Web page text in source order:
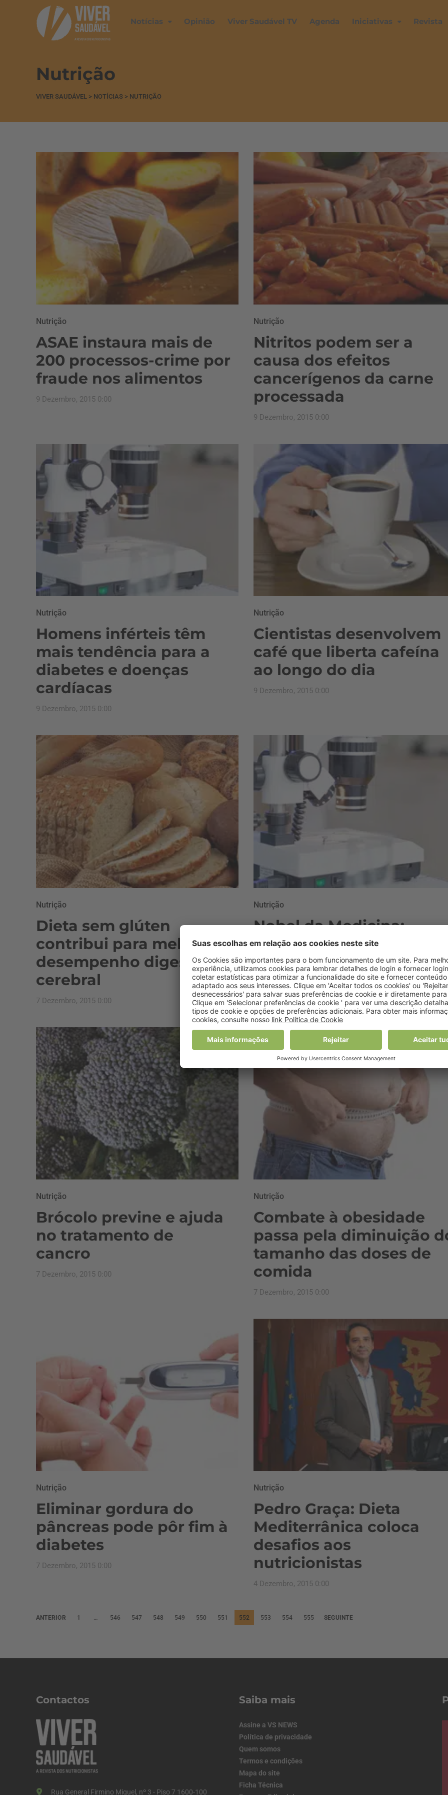
Notícias Opinião Viver Saudável TV Agenda Iniciativas Revista
Nutrição
VIVER SAUDÁVEL > NOTÍCIAS > NUTRIÇÃO
Nutrição
ASAE instaura mais de
200 processos-crime por
fraude nos alimentos
9 Dezembro, 2015 0:00
Nutrição
Nitritos podem ser a
causa dos efeitos
cancerígenos da carne
processada
9 Dezembro, 2015 0:00
Nutrição
Homens inférteis têm
mais tendência para a
diabetes e doenças
cardíacas
9 Dezembro, 2015 0:00
Nutrição
Cientistas desenvolvem
café que liberta cafeína
ao longo do dia
9 Dezembro, 2015 0:00
Nutrição
Dieta sem glúten
contribui para melhor
desempenho digestivo e
cerebral
7 Dezembro, 2015 0:00
Nutrição
Nobel da Medicina:
Cancro será erradicado
antes de 2115
7 Dezembro, 2015 0:00
Nutrição
Brócolo previne e ajuda
no tratamento de
cancro
7 Dezembro, 2015 0:00
Nutrição
Combate à obesidade
passa pela diminuição
tamanho das doses de
comida
7 Dezembro, 2015 0:00
Nutrição
Eliminar gordura do
pâncreas pode pôr fim à
diabetes
7 Dezembro, 2015 0:00
Nutrição
Pedro Graça: Dieta
Mediterrânica coloca
desafios aos
nutricionistas
4 Dezembro, 2015 0:00
P
a
ã
o
d
o
s
ANTERIOR 1 … 546 547 548 549 550 551 552 553 554 555 SEGUINTE
Contactos
Rua General Firmino Miguel, nº 3 - Piso 7 1600-100
Saiba mais
Assine a VS NEWS
Política de privacidade
Quem somos
Termos e condições
Mapa do site
Ficha Técnica